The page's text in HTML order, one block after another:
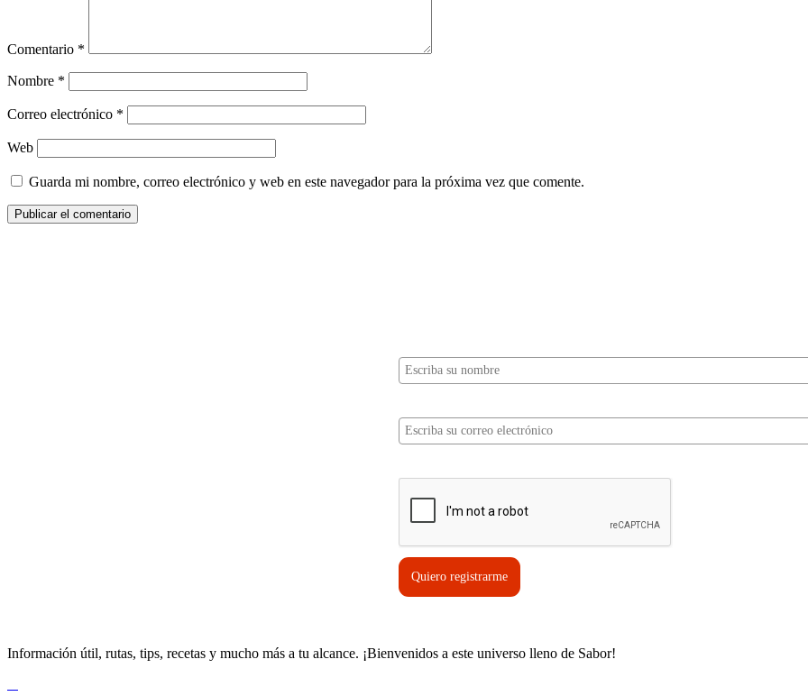
Comentario *
Nombre *
Correo electrónico *
Web
Guarda mi nombre, correo electrónico y web en este navegador para la próxima vez que comente.
Quiero registrarme
Información útil, rutas, tips, recetas y mucho más a tu alcance. ¡Bienvenidos a este universo lleno de Sabor!